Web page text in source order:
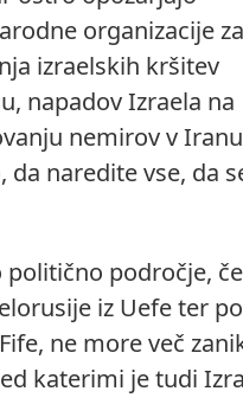
organizacije za
izraelskih kršitev
napadov Izraela na
nemirov v
naredite vse, da
področje,
iz Uefe ter
ne more več
katerimi je tudi